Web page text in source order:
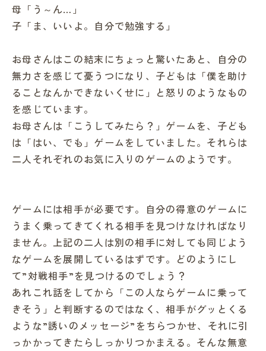
母「う～ん…」
子「ま、いいよ。自分で勉強する」
お母さんはこの結末にちょっと驚いたあと、自分の
無力さを感じて憂うつになり、子どもは「僕を助け
ることなんかできないくせに」と怒りのようなもの
を感じています。
お母さんは「こうしてみたら？」ゲームを、子ども
は「はい、でも」ゲームをしていました。それらは
二人それぞれのお気に入りのゲームのようです。
ゲームには相手が必要です。自分の得意のゲームに
うまく乗ってきてくれる相手を見つけなければなり
ません。上記の二人は別の相手に対しても同じよう
なゲームを展開しているはずです。どのようにし
て”対戦相手”を見つけるのでしょう？
あれこれ話をしてから「この人ならゲームに乗って
きそう」と判断するのではなく、相手がグッとくる
ような”誘いのメッセージ”をちらつかせ、それに引
っかかってきたらしっかりつかまえる。そんな無意